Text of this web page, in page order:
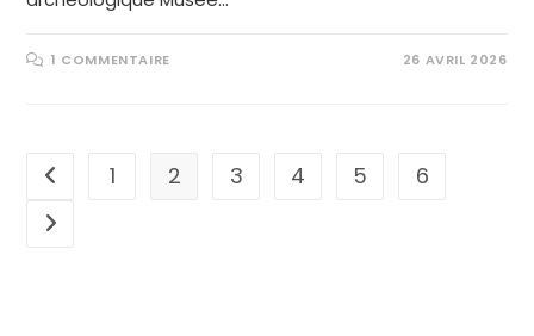
1 COMMENTAIRE 26 AVRIL 2026
1 2 3 4 5 6